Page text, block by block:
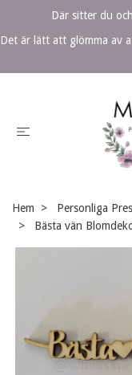
Där sitter du
Det är lätt att glömma av
Hem Personliga
Bästa vän